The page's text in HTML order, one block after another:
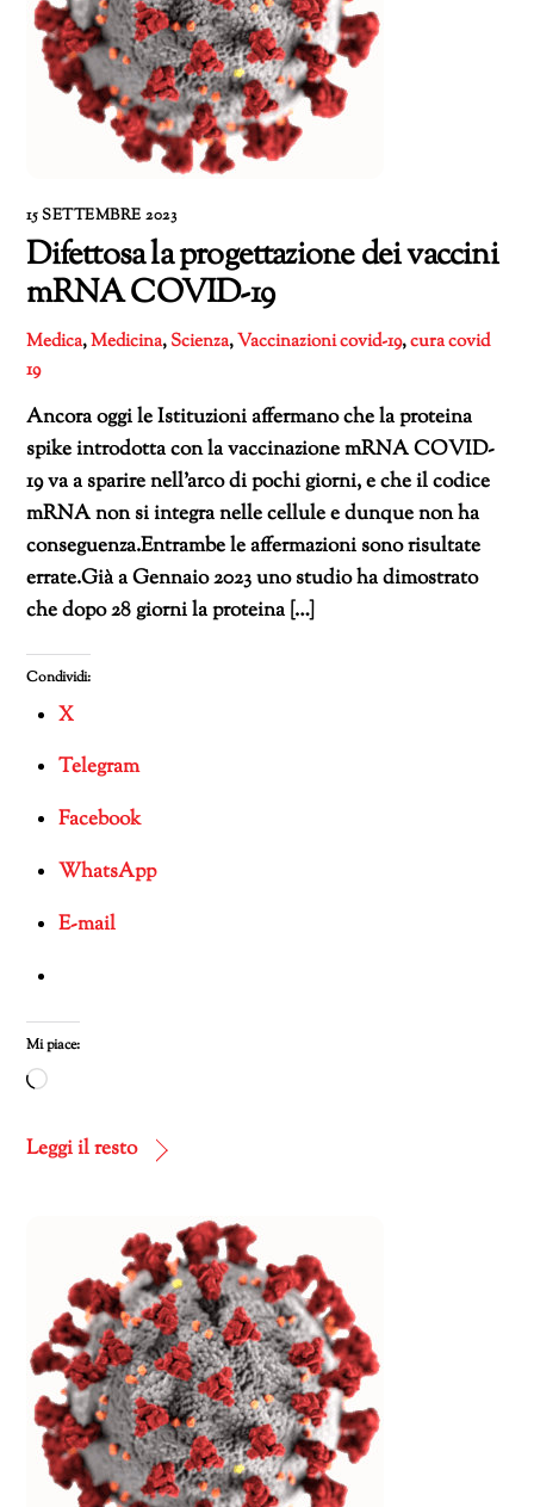
15 SETTEMBRE 2023
Difettosa la progettazione dei vaccini
mRNA COVID-19
Medica,Medicina,Scienza,Vaccinazionicovid-19,cura covid
19
Ancora oggi le Istituzioni affermano che la proteina
spike introdotta con la vaccinazione mRNA COVID-
19 va a sparire nell’arco di pochi giorni, e che il codice
mRNA non si integra nelle cellule e dunque non ha
conseguenza.Entrambe le affermazioni sono risultate
errate.Già a Gennaio 2023 uno studio ha dimostrato
che dopo 28 giorni la proteina […]
Condividi:
X
Telegram
Facebook
WhatsApp
E-mail
Mi piace:
Caricamento
corso…
Leggi il resto